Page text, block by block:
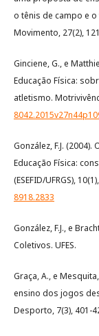
o tênis de campo e o
Movimento, 27(2),
Ginciene, G., e
Educação Física:
atletismo.
González, F.J.
Educação Física:
(ESEFID/UFRGS),
8918.2833
González, F.J., e
Coletivos. UFES.
Graça, A., e
ensino dos jogos
Desporto, 7(3), 401-